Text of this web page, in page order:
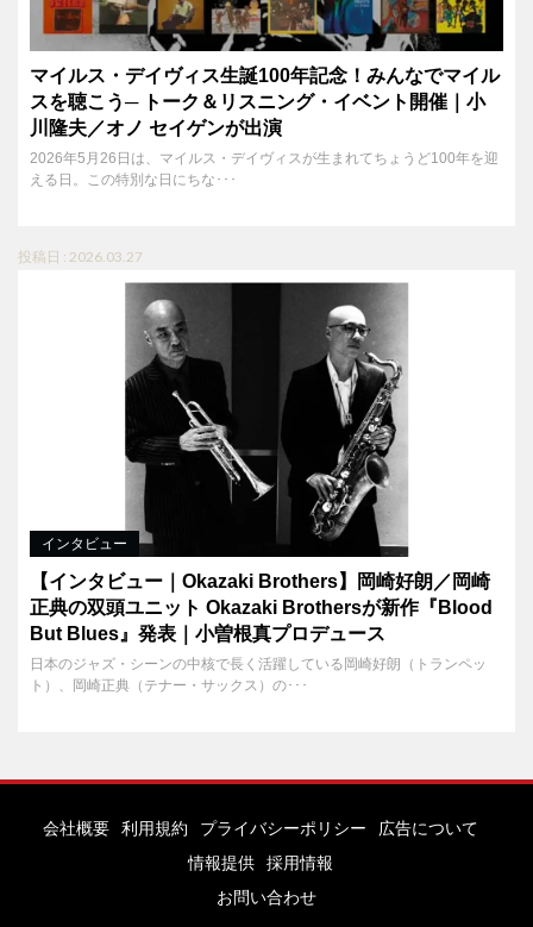
マイルス・デイヴィス生誕100年記念！みんなでマイル
スを聴こう─ トーク＆リスニング・イベント開催｜小
川隆夫／オノ セイゲンが出演
2026年5月26日は、マイルス・デイヴィスが生まれてちょうど100年を迎
える日。この特別な日にちな･･･
投稿日 : 2026.03.27
インタビュー
【インタビュー｜Okazaki Brothers】岡崎好朗／岡崎
正典の双頭ユニット Okazaki Brothersが新作『Blood
But Blues』発表｜小曽根真プロデュース
日本のジャズ・シーンの中核で長く活躍している岡崎好朗（トランペッ
ト）、岡崎正典（テナー・サックス）の･･･
会社概要 利用規約 プライバシーポリシー
広告について
情報提供
採用情報
お問い合わせ